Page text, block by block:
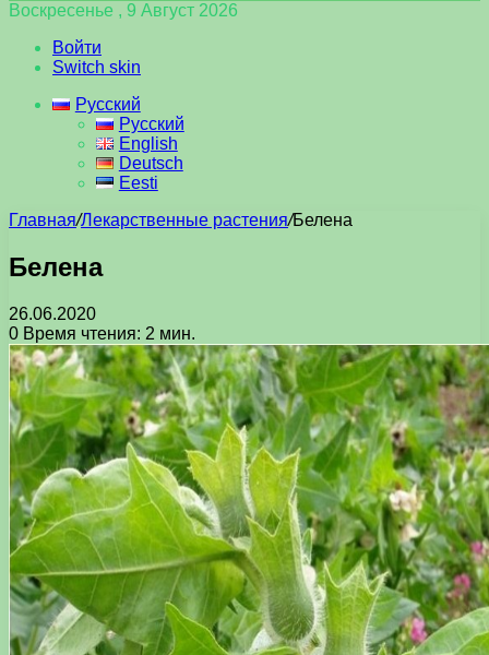
Воскресенье , 9 Август 2026
Войти
Switch skin
Русский
Русский
English
Deutsch
Eesti
Главная/Лекарственные растения/Белена
Белена
26.06.2020
0 Время чтения: 2 мин.